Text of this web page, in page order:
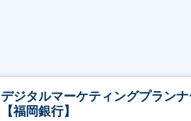
デジタルマーケティングプランナ
【福岡銀行】